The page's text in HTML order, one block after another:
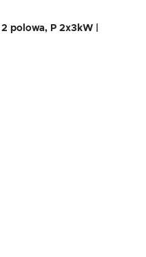
polowa, P 2x3kW |